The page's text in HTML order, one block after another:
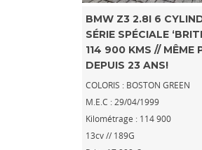
BMW Z3 2.8I 6
SÉRIE SPÉCIALE
114 900 KMS // MÊME
DEPUIS 23 ANS!
COLORIS : BOSTON GREEN
M.E.C : 29/04/1999
Kilométrage : 114 900
13cv // 189G